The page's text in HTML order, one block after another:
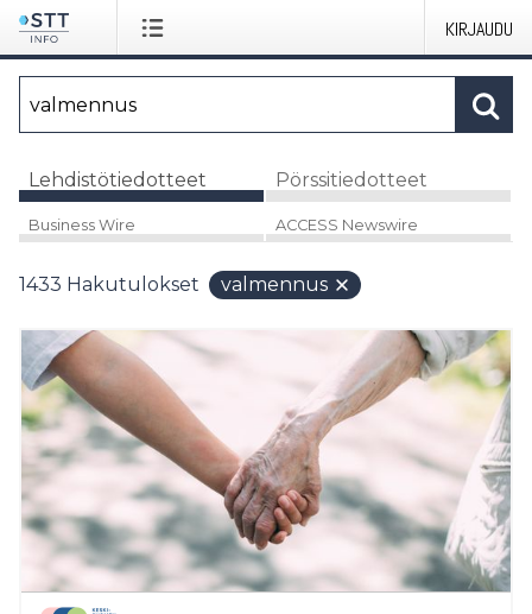
KIRJAUDU
Lehdistötiedotteet Pörssitiedotteet
Business Wire ACCESS Newswire
1433 Hakutulokset valmennus